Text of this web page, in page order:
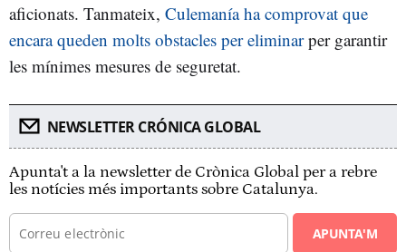
aficionats. Tanmateix, Culemanía ha comprovat que
encara queden molts obstacles per eliminarper garantir
les mínimes mesures de seguretat.
NEWSLETTER CRÓNICA GLOBAL
Apunta't a la newsletter de Crònica Global per a rebre
les notícies més importants sobre Catalunya.
APUNTA'M